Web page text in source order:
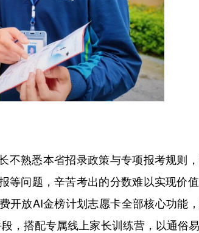
熟悉本省招录政策与专项报考规则
问题，辛苦考出的分数难以实现价值
开放AI金榜计划志愿卡全部核心功能
，搭配专属线上家长训练营，以通俗